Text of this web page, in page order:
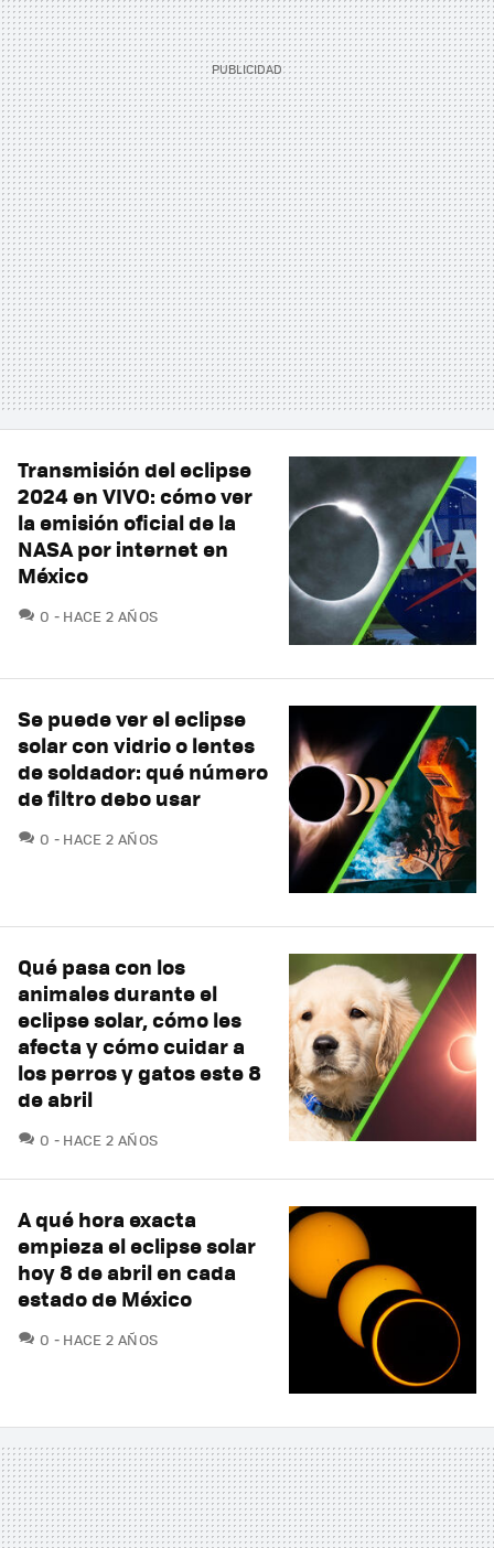
Transmisión del eclipse
2024 en VIVO: cómo ver
la emisión oficial de la
NASA por internet en
México
0 COMENTARIOS
HACE 2 AÑOS
Se puede ver el eclipse
solar con vidrio o lentes
de soldador: qué número
de filtro debo usar
0 COMENTARIOS
HACE 2 AÑOS
Qué pasa con los
animales durante el
eclipse solar, cómo les
afecta y cómo cuidar a
los perros y gatos este 8
de abril
0 COMENTARIOS
HACE 2 AÑOS
A qué hora exacta
empieza el eclipse solar
hoy 8 de abril en cada
estado de México
0 COMENTARIOS
HACE 2 AÑOS